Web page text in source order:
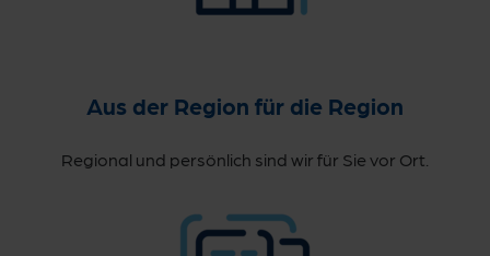
Aus der Region für die Region
Regional und persönlich sind wir für Sie vor Ort.